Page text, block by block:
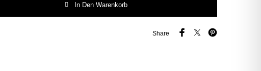
In Den Warenkorb
Share